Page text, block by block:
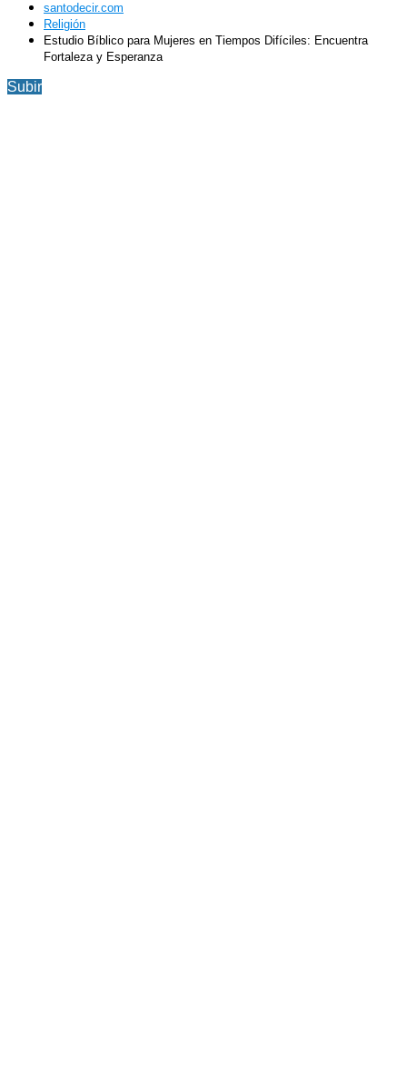
santodecir.com
Religión
Estudio Bíblico para Mujeres en Tiempos Difíciles: Encuentra
Fortaleza y Esperanza
Subir